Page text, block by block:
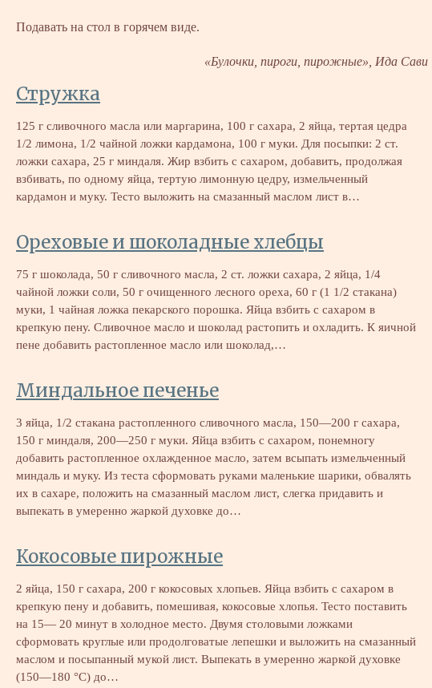
Подавать на стол в горячем виде.
«Булочки, пироги, пирожные», Ида Сави
Стружка
125 г сливочного масла или маргарина, 100 г сахара, 2 яйца, тертая цедра
1/2 лимона, 1/2 чайной ложки кардамона, 100 г муки. Для посыпки: 2 ст.
ложки сахара, 25 г миндаля. Жир взбить с сахаром, добавить, продолжая
взбивать, по одному яйца, тертую лимонную цедру, измельченный
кардамон и муку. Тесто выложить на смазанный маслом лист в…
Ореховые и шоколадные хлебцы
75 г шоколада, 50 г сливочного масла, 2 ст. ложки сахара, 2 яйца, 1/4
чайной ложки соли, 50 г очищенного лесного ореха, 60 г (1 1/2 стакана)
муки, 1 чайная ложка пекарского порошка. Яйца взбить с сахаром в
крепкую пену. Сливочное масло и шоколад растопить и охладить. К яичной
пене добавить растопленное масло или шоколад,…
Миндальное печенье
3 яйца, 1/2 стакана растопленного сливочного масла, 150—200 г сахара,
150 г миндаля, 200—250 г муки. Яйца взбить с сахаром, понемногу
добавить растопленное охлажденное масло, затем всыпать измельченный
миндаль и муку. Из теста сформовать руками маленькие шарики, обвалять
их в сахаре, положить на смазанный маслом лист, слегка придавить и
выпекать в умеренно жаркой духовке до…
Кокосовые пирожные
2 яйца, 150 г сахара, 200 г кокосовых хлопьев. Яйца взбить с сахаром в
крепкую пену и добавить, помешивая, кокосовые хлопья. Тесто поставить
на 15— 20 минут в холодное место. Двумя столовыми ложками
сформовать круглые или продолговатые лепешки и выложить на смазанный
маслом и посыпанный мукой лист. Выпекать в умеренно жаркой духовке
(150—180 °С) до…